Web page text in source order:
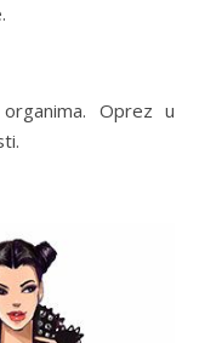
Oprez u